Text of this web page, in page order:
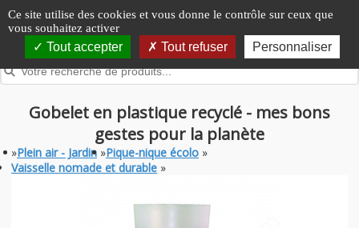
Panneau de gestion des cookies
Ce site utilise des cookies et vous donne le contrôle sur ceux que
vous souhaitez activer
Tout accepter Tout refuser Personnaliser
Gobelet en plastique recyclé - mes bons
gestes pour la planète
»Plein air - Jardin »Pique-nique écolo »
Vaisselle nomade et durable »